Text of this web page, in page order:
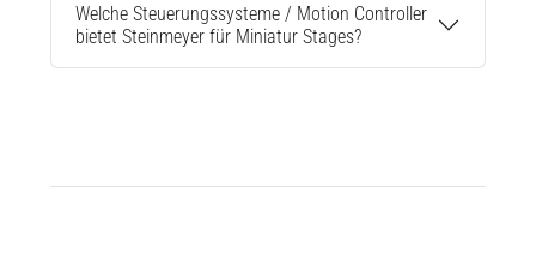
Welche Steuerungssysteme / Motion Controller
bietet Steinmeyer für Miniatur Stages?